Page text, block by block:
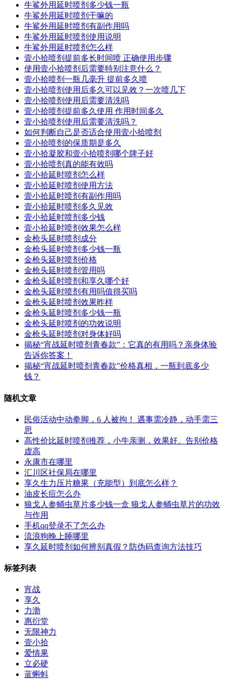
牛鲨外用延时喷剂多少钱一瓶
牛鲨外用延时喷剂干嘛的
牛鲨外用延时喷剂有副作用吗
牛鲨外用延时喷剂使用说明
牛鲨外用延时喷剂怎么样
壹小拾喷剂提前多长时间喷 正确使用步骤
使用壹小拾喷剂后需要特别注意什么？
壹小拾喷剂一瓶几毫升 提前多久喷
壹小拾喷剂使用后多久可以见效？一次喷几下
壹小拾喷剂使用后需要清洗吗
壹小拾喷剂提前多久使用 作用时间多久
壹小拾喷剂使用后需要清洗吗？
如何判断自己是否适合使用壹小拾喷剂
壹小拾喷剂的保质期是多久
壹小拾凝胶和壹小拾喷剂哪个牌子好
壹小拾喷剂真的能有效吗
壹小拾延时喷剂怎么样
壹小拾延时喷剂使用方法
壹小拾延时喷剂有副作用吗
壹小拾延时喷剂多久见效
壹小拾延时喷剂多少钱
壹小拾延时喷剂效果怎么样
金枪头延时喷剂成分
金枪头延时喷剂多少钱一瓶
金枪头延时喷剂价格
金枪头延时喷剂管用吗
金枪头延时喷剂和享久哪个好
金枪头延时喷剂有用吗值得买吗
金枪头延时喷剂效果昨样
金枪头延时喷剂多少钱一瓶
金枪头延时喷剂的功效说明
金枪头延时喷剂对身体好吗
揭秘“宵战延时喷剂青春款”：它真的有用吗？亲身体验
告诉你答案！
揭秘“宵战延时喷剂青春款”价格真相，一瓶到底多少
钱？
随机文章
民俗活动中动拳脚，6 人被拘！ 遇事需冷静，动手需三
思
高性价比延时喷剂推荐，小牛亲测，效果好、告别价格
虚高
永康市在哪里
汇川区社保局在哪里
享久生力压片糖果（充能型）到底怎么样？
油皮长痘怎么办
狼戈人参蛹虫草片多少钱一盒 狼戈人参蛹虫草片的功效
与作用
手机qq登录不了怎么办
流浪狗晚上睡哪里
享久延时喷剂如何辨别真假？防伪码查询方法技巧
标签列表
宵战
享久
力渤
惠衍堂
无限神力
壹小拾
爱情果
立必硬
蓝蝌蚪